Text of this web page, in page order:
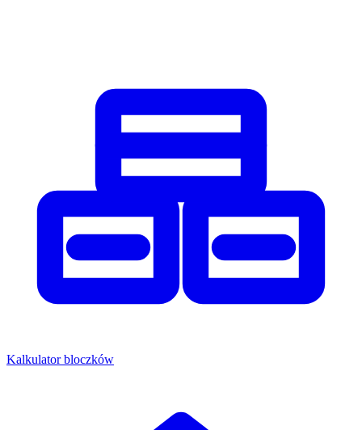
Kalkulator bloczków